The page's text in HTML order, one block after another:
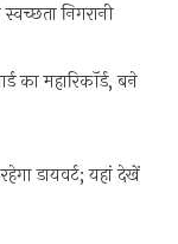
निगरानी
का महारिकॉर्ड, बने
डायवर्ट; यहां देखें